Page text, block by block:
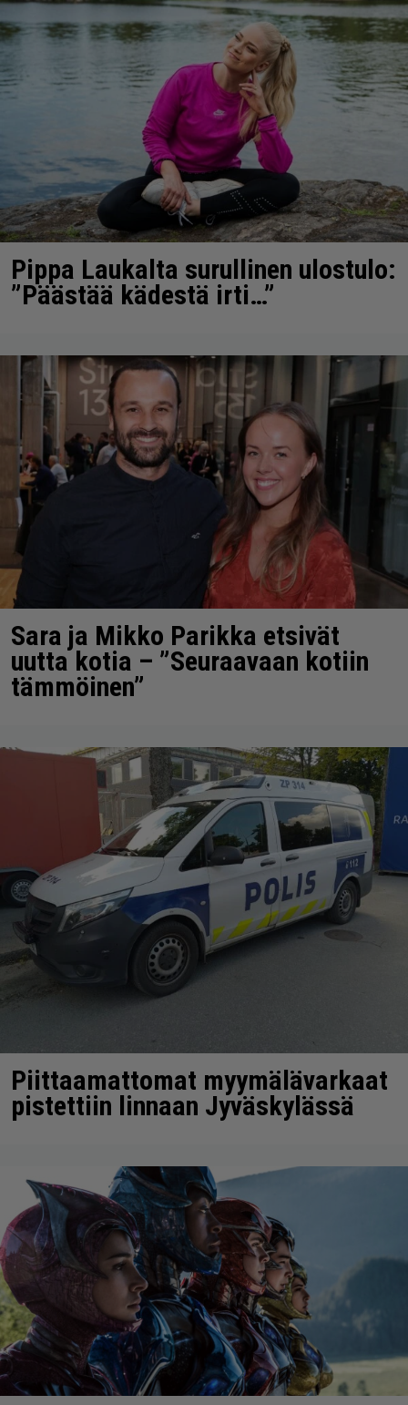
Pippa Laukalta surullinen ulostulo:
”Päästää kädestä irti…”
Sara ja Mikko Parikka etsivät
uutta kotia – ”Seuraavaan kotiin
tämmöinen”
Piittaamattomat myymälävarkaat
pistettiin linnaan Jyväskylässä